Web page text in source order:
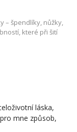
– špendlíky, nůžky,
které při šití
láska,
mne způsob,